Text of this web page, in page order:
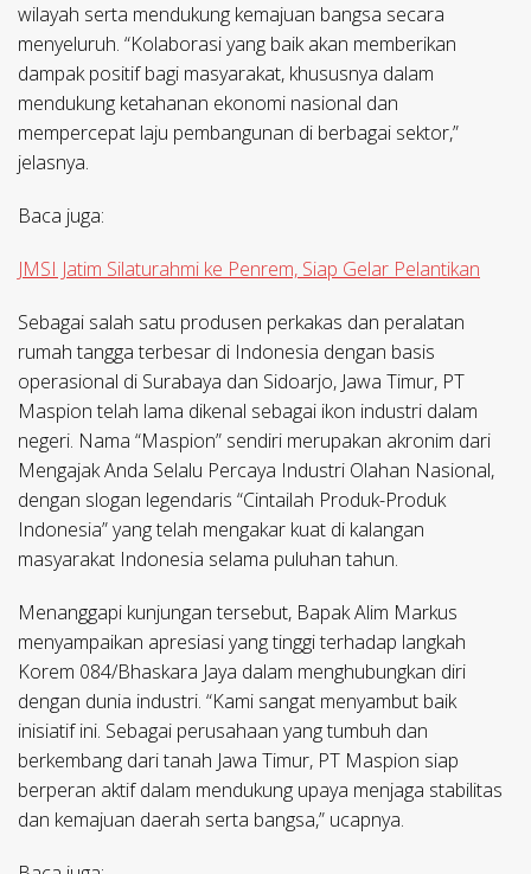
wilayah serta mendukung kemajuan bangsa secara
menyeluruh. “Kolaborasi yang baik akan memberikan
dampak positif bagi masyarakat, khususnya dalam
mendukung ketahanan ekonomi nasional dan
mempercepat laju pembangunan di berbagai sektor,”
jelasnya.
Baca juga:
JMSI Jatim Silaturahmi ke Penrem, Siap Gelar Pelantikan
Sebagai salah satu produsen perkakas dan peralatan
rumah tangga terbesar di Indonesia dengan basis
operasional di Surabaya dan Sidoarjo, Jawa Timur, PT
Maspion telah lama dikenal sebagai ikon industri dalam
negeri. Nama “Maspion” sendiri merupakan akronim dari
Mengajak Anda Selalu Percaya Industri Olahan Nasional,
dengan slogan legendaris “Cintailah Produk-Produk
Indonesia” yang telah mengakar kuat di kalangan
masyarakat Indonesia selama puluhan tahun.
Menanggapi kunjungan tersebut, Bapak Alim Markus
menyampaikan apresiasi yang tinggi terhadap langkah
Korem 084/Bhaskara Jaya dalam menghubungkan diri
dengan dunia industri. “Kami sangat menyambut baik
inisiatif ini. Sebagai perusahaan yang tumbuh dan
berkembang dari tanah Jawa Timur, PT Maspion siap
berperan aktif dalam mendukung upaya menjaga stabilitas
dan kemajuan daerah serta bangsa,” ucapnya.